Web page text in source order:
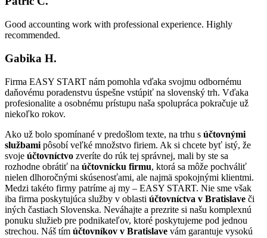
Good accounting work with professional experience. Highly
recommended.
Gabika H.
Firma EASY START nám pomohla vďaka svojmu odbornému
daňovému poradenstvu úspešne vstúpiť na slovenský trh. Vďaka
profesionalite a osobnému prístupu naša spolupráca pokračuje už
niekoľko rokov.
Ako už bolo spomínané v predošlom texte, na trhu s účtovnými
službami pôsobí veľké množstvo firiem. Ak si chcete byť istý, že
svoje účtovníctvo zveríte do rúk tej správnej, mali by ste sa
rozhodne obrátiť na účtovnícku firmu, ktorá sa môže pochváliť
nielen dlhoročnými skúsenosťami, ale najmä spokojnými klientmi.
Medzi takéto firmy patríme aj my – EASY START. Nie sme však
iba firma poskytujúca služby v oblasti účtovníctva v Bratislave či
iných častiach Slovenska. Neváhajte a prezrite si našu komplexnú
ponuku služieb pre podnikateľov, ktoré poskytujeme pod jednou
strechou. Náš tím účtovníkov v Bratislave vám garantuje vysokú